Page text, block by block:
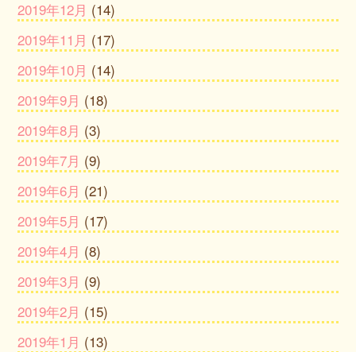
2019年12月 (14)
2019年11月 (17)
2019年10月 (14)
2019年9月 (18)
2019年8月 (3)
2019年7月 (9)
2019年6月 (21)
2019年5月 (17)
2019年4月 (8)
2019年3月 (9)
2019年2月 (15)
2019年1月 (13)